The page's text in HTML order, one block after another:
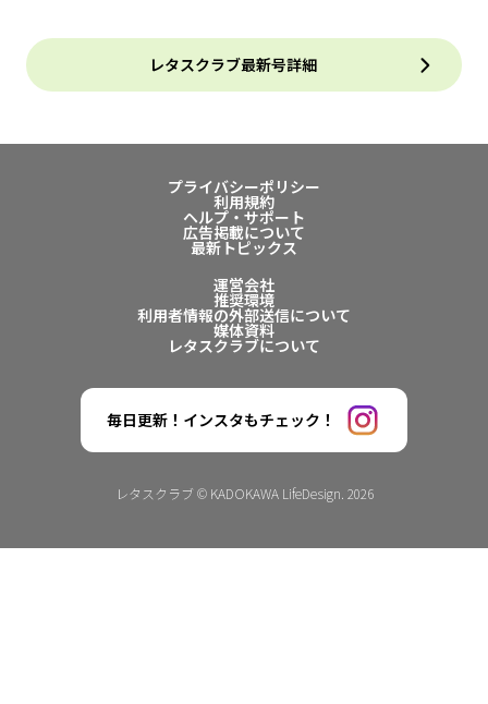
レタスクラブ最新号詳細
プライバシーポリシー
利用規約
ヘルプ・サポート
広告掲載について
最新トピックス
運営会社
推奨環境
利用者情報の外部送信について
媒体資料
レタスクラブについて
毎日更新！インスタもチェック！
レタスクラブ © KADOKAWA LifeDesign. 2026